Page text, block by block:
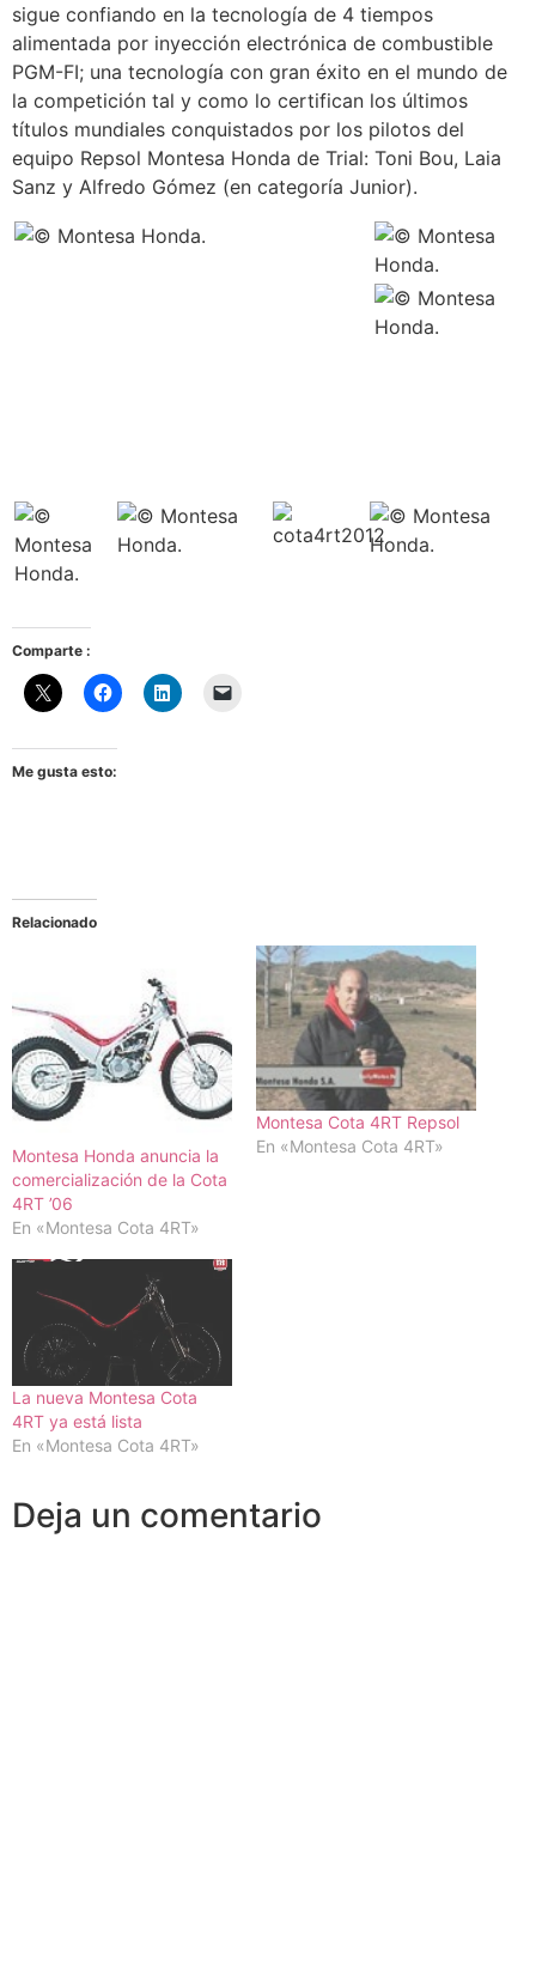
sigue confiando en la tecnología de 4 tiempos
alimentada por inyección electrónica de combustible
PGM-FI; una tecnología con gran éxito en el mundo de
la competición tal y como lo certifican los últimos
títulos mundiales conquistados por los pilotos del
equipo Repsol Montesa Honda de Trial: Toni Bou, Laia
Sanz y Alfredo Gómez (en categoría Junior).
Comparte :
Me gusta esto:
Relacionado
Montesa Honda anuncia la
comercialización de la Cota
4RT ’06
En «Montesa Cota 4RT»
Montesa Cota 4RT Repsol
En «Montesa Cota 4RT»
La nueva Montesa Cota
4RT ya está lista
En «Montesa Cota 4RT»
Deja un comentario